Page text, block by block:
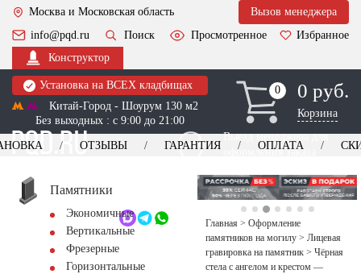
Москва и Московская область
Вызов менеджера
info@pqd.ru
Поиск Просмотренное
Избранное
Конструктор
Установка на ВСЕХ кладбищах
Китай-Город - Шоурум 130 м2
Без выходных : с 9:00 до 21:00
0
0 0 руб.
Корзина
Выезд менеджера для
оформления заказа
+7 (495) 518-44-23
Обратный звонок
ОТЗЫВЫ ГАРАНТИЯ ОПЛАТА
Памятники
Экономичные
Вертикальные
Фрезерные
Горизонтальные
Главная > Оформление
памятников на могилу > Лицевая
гравировка на памятник > Чёрная
стела с ангелом и крестом —